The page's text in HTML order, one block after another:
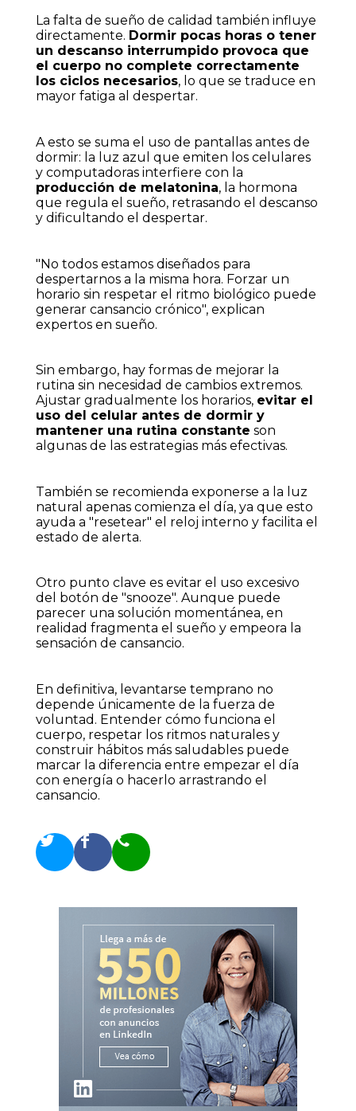
La falta de sueño de calidad también influye
directamente. Dormir pocas horas o tener
un descanso interrumpido provoca que
el cuerpo no complete correctamente
los ciclos necesarios, lo que se traduce en
mayor fatiga al despertar.
A esto se suma el uso de pantallas antes de
dormir: la luz azul que emiten los celulares
y computadoras interfiere con la
producción de melatonina, la hormona
que regula el sueño, retrasando el descanso
y dificultando el despertar.
"No todos estamos diseñados para
despertarnos a la misma hora. Forzar un
horario sin respetar el ritmo biológico puede
generar cansancio crónico", explican
expertos en sueño.
Sin embargo, hay formas de mejorar la
rutina sin necesidad de cambios extremos.
Ajustar gradualmente los horarios, evitar el
uso del celular antes de dormir y
mantener una rutina constante son
algunas de las estrategias más efectivas.
También se recomienda exponerse a la luz
natural apenas comienza el día, ya que esto
ayuda a "resetear" el reloj interno y facilita el
estado de alerta.
Otro punto clave es evitar el uso excesivo
del botón de "snooze". Aunque puede
parecer una solución momentánea, en
realidad fragmenta el sueño y empeora la
sensación de cansancio.
En definitiva, levantarse temprano no
depende únicamente de la fuerza de
voluntad. Entender cómo funciona el
cuerpo, respetar los ritmos naturales y
construir hábitos más saludables puede
marcar la diferencia entre empezar el día
con energía o hacerlo arrastrando el
cansancio.